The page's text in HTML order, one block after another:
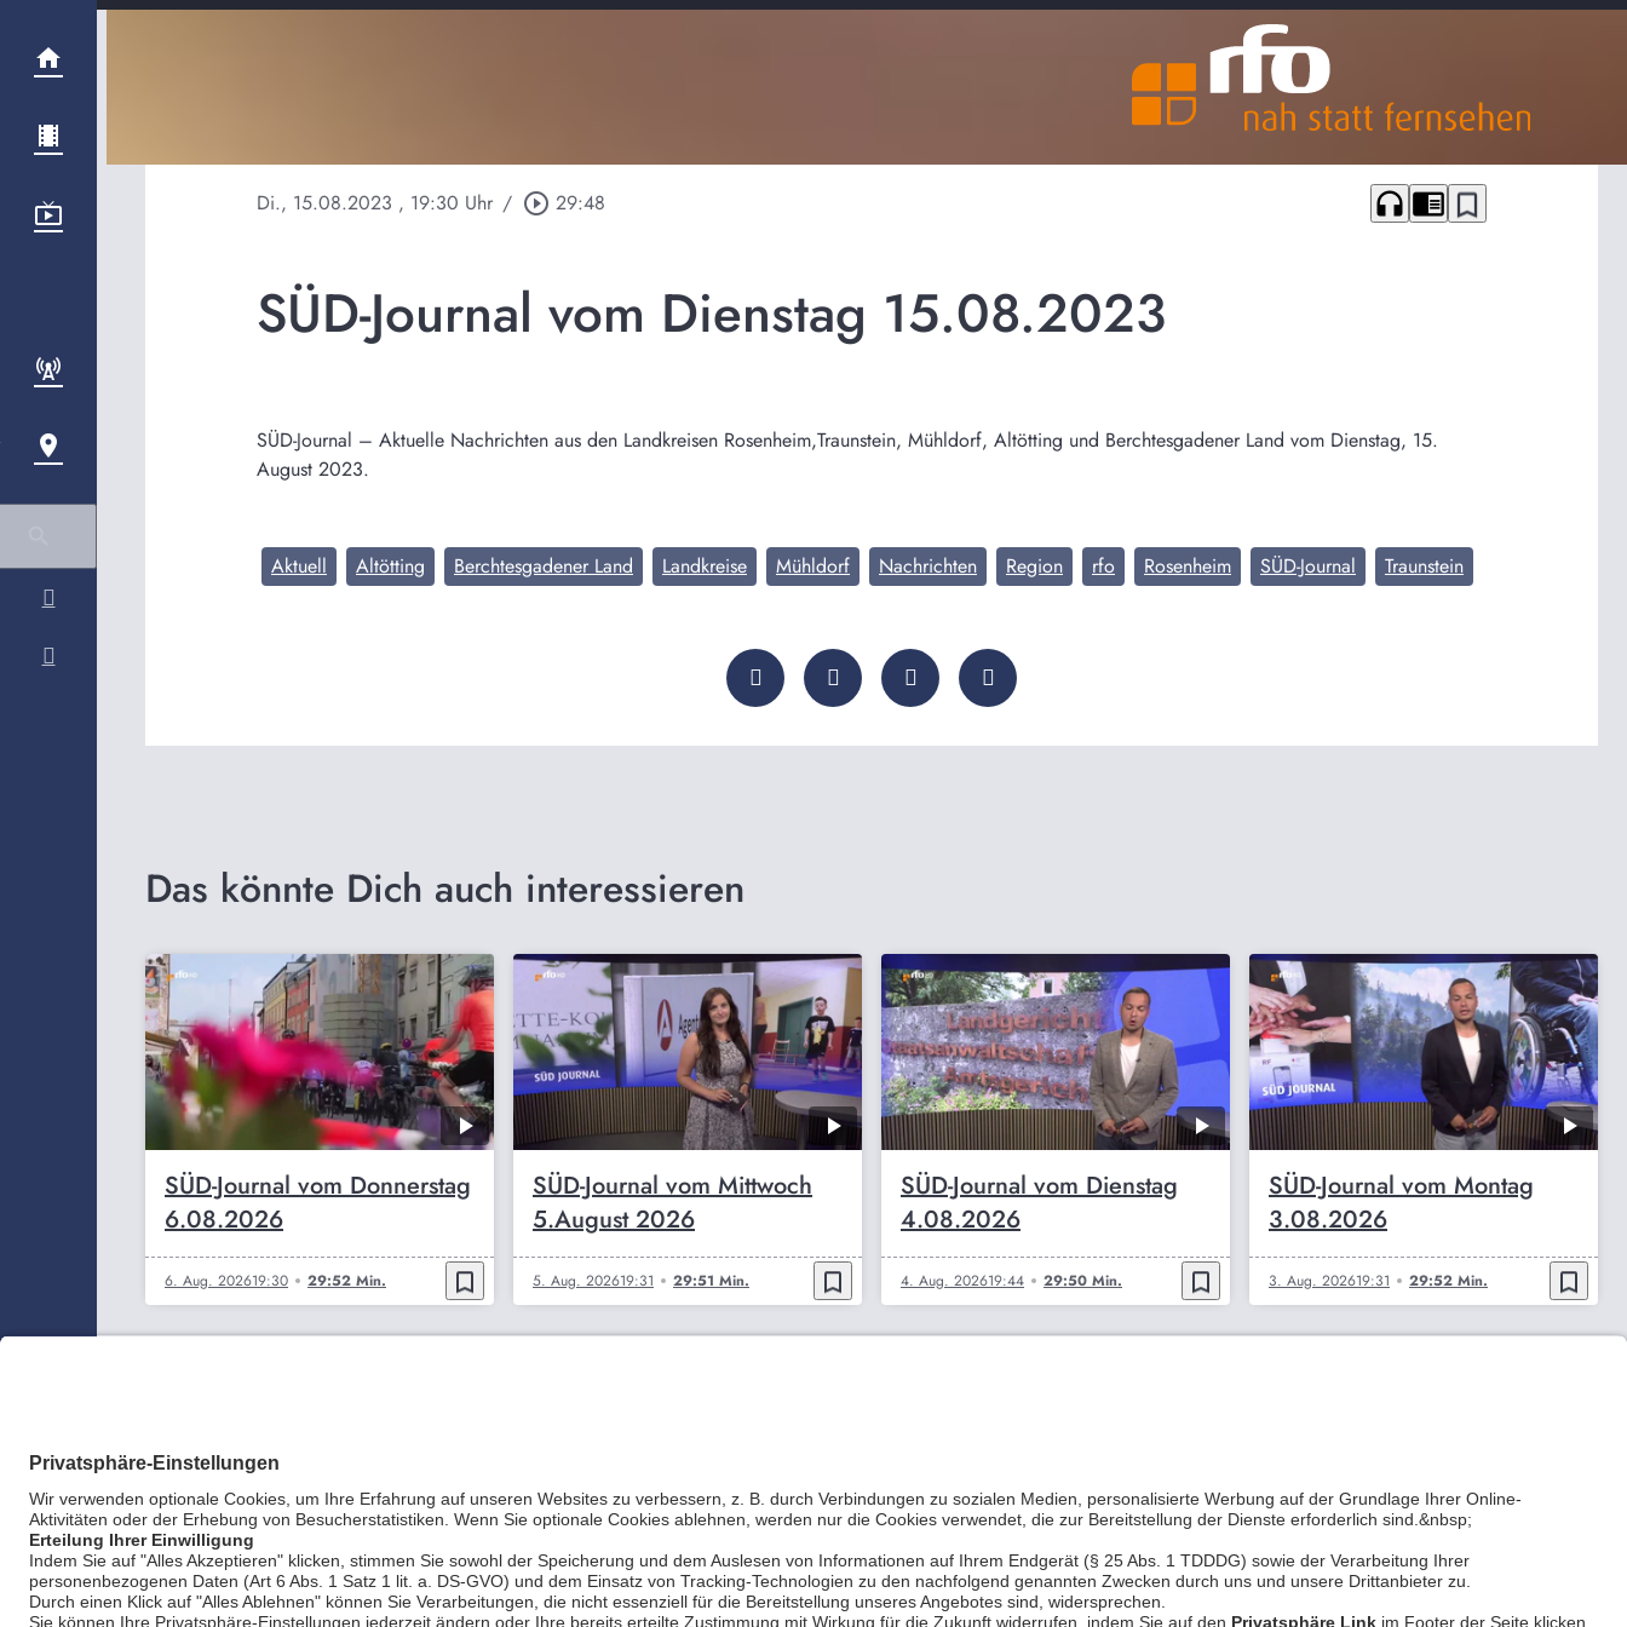
Di., 15.08.2023 , 19:30 Uhr / play_circle_outline 29:48 headphones chrome_reader_mode bookmark_border
SÜD-Journal vom Dienstag 15.08.2023
SÜD-Journal – Aktuelle Nachrichten aus den Landkreisen Rosenheim,Traunstein, Mühldorf, Altötting und Berchtesgadener Land vom Dienstag, 15.
August 2023.
Aktuell Altötting Berchtesgadener Land Landkreise Mühldorf Nachrichten Region rfo Rosenheim SÜD-Journal Traunstein
Das könnte Dich auch interessieren
SÜD-Journal vom Donnerstag
6.08.2026
6. Aug. 202619:30 29:52 Min. bookmark_border
SÜD-Journal vom Mittwoch
5.August 2026
5. Aug. 202619:31 29:51 Min. bookmark_border
SÜD-Journal vom Dienstag
4.08.2026
4. Aug. 202619:44 29:50 Min. bookmark_border
SÜD-Journal vom Montag
3.08.2026
3. Aug. 202619:31 29:52 Min. bookmark_border